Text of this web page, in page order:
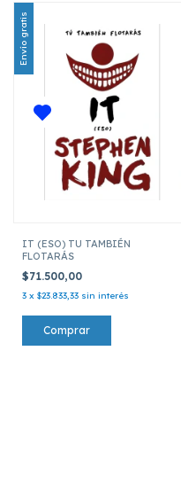
Envío gratis
IT (ESO) TU TAMBIÉN
FLOTARÁS
$71.500,00
3 x $23.833,33 sin interés